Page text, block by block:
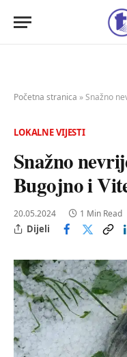
Početna stranica »Snažno
LOKALNE VIJESTI
Snažno
Bugojno i
20.05.2024 1 Min Read
Dijeli